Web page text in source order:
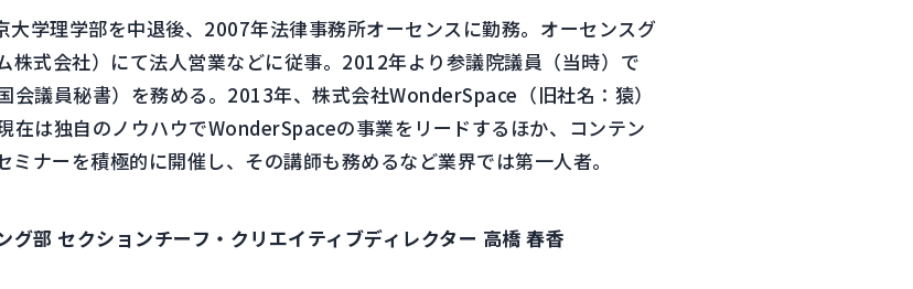
学理学部を中退後、2007年法律事務所オーセンスに勤務。オーセンスグ
株式会社）にて法人営業などに従事。2012年より参議院議員（当時）で
会議員秘書）を務める。2013年、株式会社WonderSpace（旧社名：猿）
在は独自のノウハウでWonderSpaceの事業をリードするほか、コンテン
ナーを積極的に開催し、その講師も務めるなど業界では第一人者。
部 セクションチーフ・クリエイティブディレクター 高橋 春香